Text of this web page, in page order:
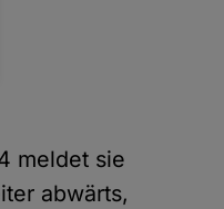
meldet sie
abwärts,